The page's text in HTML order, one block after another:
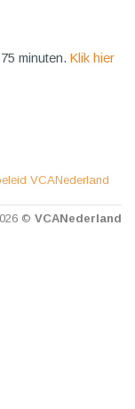
minuten. Klik hier
VCANederland
© VCANederland